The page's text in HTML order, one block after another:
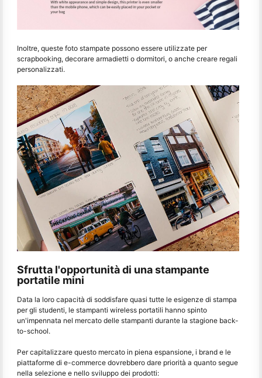
Inoltre, queste foto stampate possono essere utilizzate per
scrapbooking, decorare armadietti o dormitori, o anche creare regali
personalizzati.
Sfrutta l'opportunità di una stampante
portatile mini
Data la loro capacità di soddisfare quasi tutte le esigenze di stampa
per gli studenti, le stampanti wireless portatili hanno spinto
un'impennata nel mercato delle stampanti durante la stagione back-
to-school.
Per capitalizzare questo mercato in piena espansione, i brand e le
piattaforme di e-commerce dovrebbero dare priorità a quanto segue
nella selezione e nello sviluppo dei prodotti: